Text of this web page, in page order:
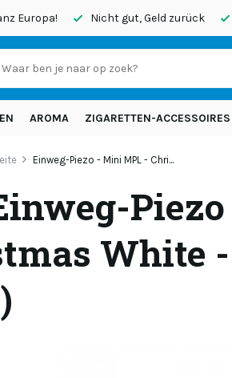
Europa! Nicht gut, Geld zurück
AROMA ZIGARETTEN-ACCESSOIRES
Einweg-Piezo - Mini MPL - Chri...
White